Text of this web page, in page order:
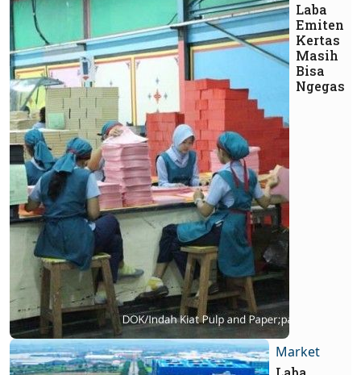
Laba
Emiten
Kertas
Masih
Bisa
Ngegas
Market